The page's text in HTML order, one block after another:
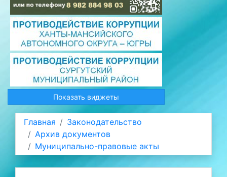
Показать виджеты
Главная
Законодательство
Архив документов
Муниципально-правовые акты